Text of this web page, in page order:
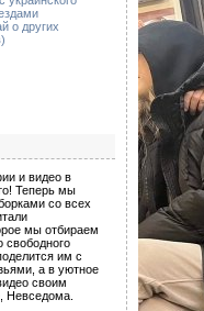
о других
и видео в
Теперь мы
со всех
мы отбираем
свободного
им с
а в уютное
своим
Невседома.